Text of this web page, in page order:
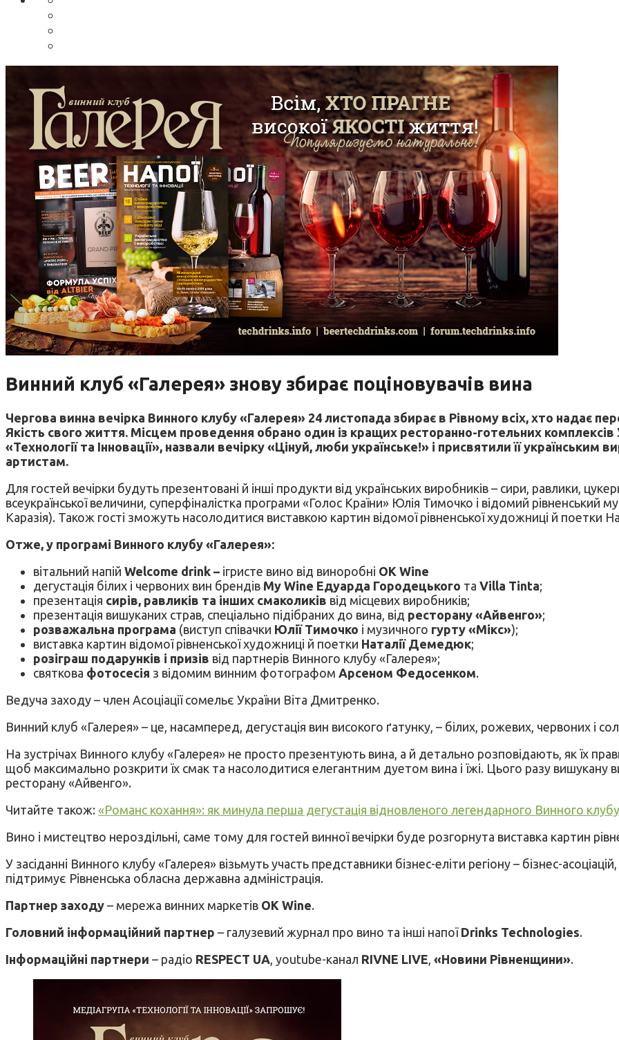
Винний клуб «Галерея» знову збирає поціновувачів вина
Чергова винна вечірка Винного клубу «Галерея» 24 листопада збирає в Рівному всіх, хто надає
Якість свого життя. Місцем проведення обрано один із кращих ресторанно-готельних комплексів
«Технології та Інновації», назвали вечірку «Цінуй, люби українське!» і присвятили її українським
артистам.
Для гостей вечірки будуть презентовані й інші продукти від українських виробників – сири, равлики,
всеукраїнської величини, суперфіналістка програми «Голос Країни» Юлія Тимочко і відомий рівненський
Каразія). Також гості зможуть насолодитися виставкою картин відомої рівненської художниці й поетки
Отже, у програмі Винного клубу «Галерея»:
вітальний напій Welcome drink – ігристе вино від виноробні ОК Wine
дегустація білих і червоних вин брендів My Wine Едуарда Городецького та Villa Tinta;
презентація сирів, равликів та інших смаколиків від місцевих виробників;
презентація вишуканих страв, спеціально підібраних до вина, від ресторану «Айвенго»;
розважальна програма (виступ співачки Юлії Тимочко і музичного гурту «Мікс»);
виставка картин відомої рівненської художниці й поетки Наталії Демедюк;
розіграш подарунків і призів від партнерів Винного клубу «Галерея»;
святкова фотосесія з відомим винним фотографом Арсеном Федосенком.
Ведуча заходу – член Асоціації сомельє України Віта Дмитренко.
Винний клуб «Галерея» – це, насамперед, дегустація вин високого ґатунку, – білих, рожевих, червоних і
На зустрічах Винного клубу «Галерея» не просто презентують вина, а й детально розповідають, як їх
щоб максимально розкрити їх смак та насолодитися елегантним дуетом вина і їжі. Цього разу
ресторану «Айвенго».
Читайте також: «Романс кохання»: як минула перша дегустація відновленого легендарного Винного
Вино і мистецтво нероздільні, саме тому для гостей винної вечірки буде розгорнута виставка картин
У засіданні Винного клубу «Галерея» візьмуть участь представники бізнес-еліти регіону – бізнес-
підтримує Рівненська обласна державна адміністрація.
Партнер заходу – мережа винних маркетів OK Wine.
Головний інформаційний партнер – галузевий журнал про вино та інші напої Drinks Technologies.
Інформаційні партнери – радіо RESPECT UA , youtube-канал RIVNE LIVE «Новини Рівненщини».